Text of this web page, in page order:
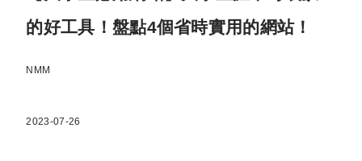
的好工具！盤點4個省時實用的網站！
NMM
2023-07-26